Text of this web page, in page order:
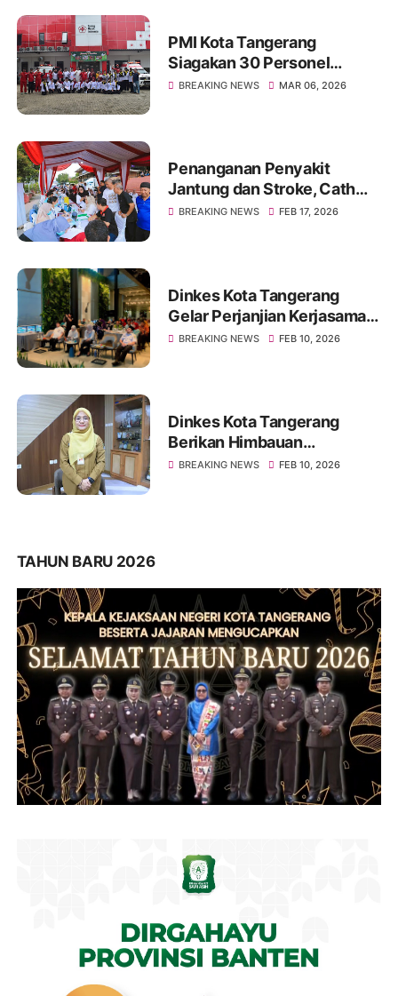
PMI Kota Tangerang
Siagakan 30 Personel
Sambut Mudik Lebaran 1447
BREAKING NEWS MAR 06, 2026
Penanganan Penyakit
Jantung dan Stroke, Cath
Lab RSUD Kota Tangerang
BREAKING NEWS FEB 17, 2026
Dinkes Kota Tangerang
Gelar Perjanjian Kerjasama
Lintas Sektor
BREAKING NEWS FEB 10, 2026
Dinkes Kota Tangerang
Berikan Himbauan
Kesehatan, Pasca Air Sungai
BREAKING NEWS FEB 10, 2026
TAHUN BARU 2026